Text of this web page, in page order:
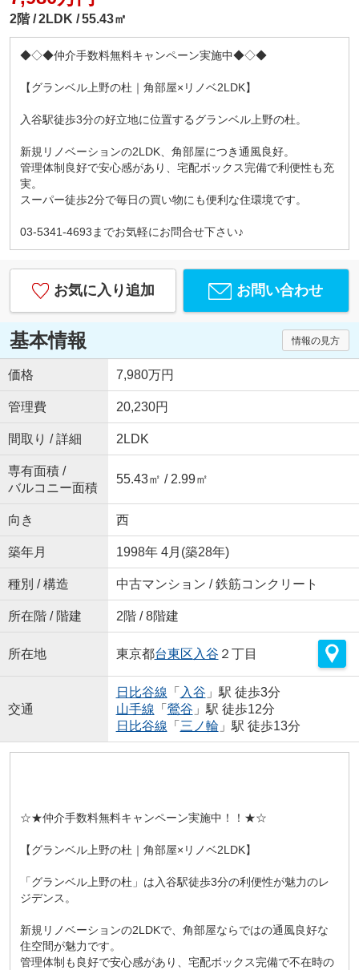
2階 2LDK 55.43㎡
◆◇◆仲介手数料無料キャンペーン実施中◆◇◆
【グランベル上野の杜｜角部屋×リノベ2LDK】
入谷駅徒歩3分の好立地に位置するグランベル上野の杜。
新規リノベーションの2LDK、角部屋につき通風良好。
管理体制良好で安心感があり、宅配ボックス完備で利便性も充
実。
スーパー徒歩2分で毎日の買い物にも便利な住環境です。
03-5341-4693までお気軽にお問合せ下さい♪
お気に入り追加 お問い合わせ
基本情報 情報の見方
価格 7,980万円
管理費 20,230円
間取り / 詳細 2LDK
専有面積 /
バルコニー面積
55.43㎡ / 2.99㎡
向き 西
築年月 1998年 4月(築28年)
種別 / 構造 中古マンション / 鉄筋コンクリート
所在階 / 階建 2階 / 8階建
所在地 東京都台東区 入谷 ２丁目
交通
日比谷線 「 入谷 」駅 徒歩3分
山手線 「 鶯谷 」駅 徒歩12分
日比谷線 「 三ノ輪」駅 徒歩13分
☆★仲介手数料無料キャンペーン実施中！！★☆
【グランベル上野の杜｜角部屋×リノベ2LDK】
「グランベル上野の杜」は入谷駅徒歩3分の利便性が魅力のレ
ジデンス。
新規リノベーションの2LDKで、角部屋ならではの通風良好な
住空間が魅力です。
管理体制も良好で安心感があり、宅配ボックス完備で不在時の